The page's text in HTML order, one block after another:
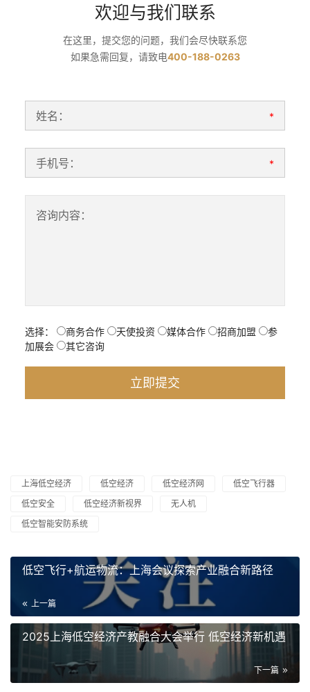
欢迎与我们联系
在这里，提交您的问题，我们会尽快联系您
如果急需回复，请致电400-188-0263
姓名： *
手机号： *
咨询内容：
选择： 商务合作 天使投资 媒体合作 招商加盟
参
加展会
其它咨询
上海低空经济 低空经济 低空经济网
低空飞行器
低空安全
低空经济新视界
无人机
低空智能安防系统
低空飞行+航运物流：上海会议探索产业融合新路径
上一篇
2025上海低空经济产教融合大会举行 低空经济新机遇
下一篇